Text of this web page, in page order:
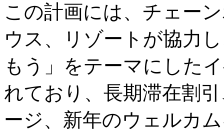
この計画には、チェー
ウス、リゾートが協力
もう」をテーマにした
れており、長期滞在割
ージ、新年のウェルカ